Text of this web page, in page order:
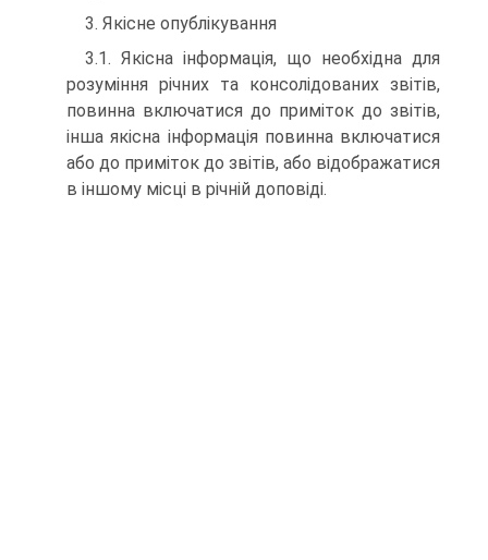
3. Якісне опублікування
3.1. Якісна інформація, що необхідна для
розуміння річних та консолідованих звітів,
повинна включатися до приміток до звітів,
інша якісна інформація повинна включатися
або до приміток до звітів, або відображатися
в іншому місці в річній доповіді.